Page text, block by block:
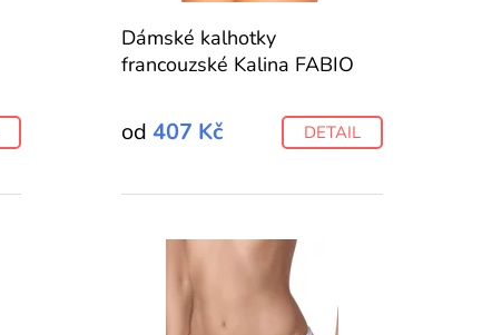
Dámské kalhotky
francouzské Kalina FABIO
od 407 Kč DETAIL